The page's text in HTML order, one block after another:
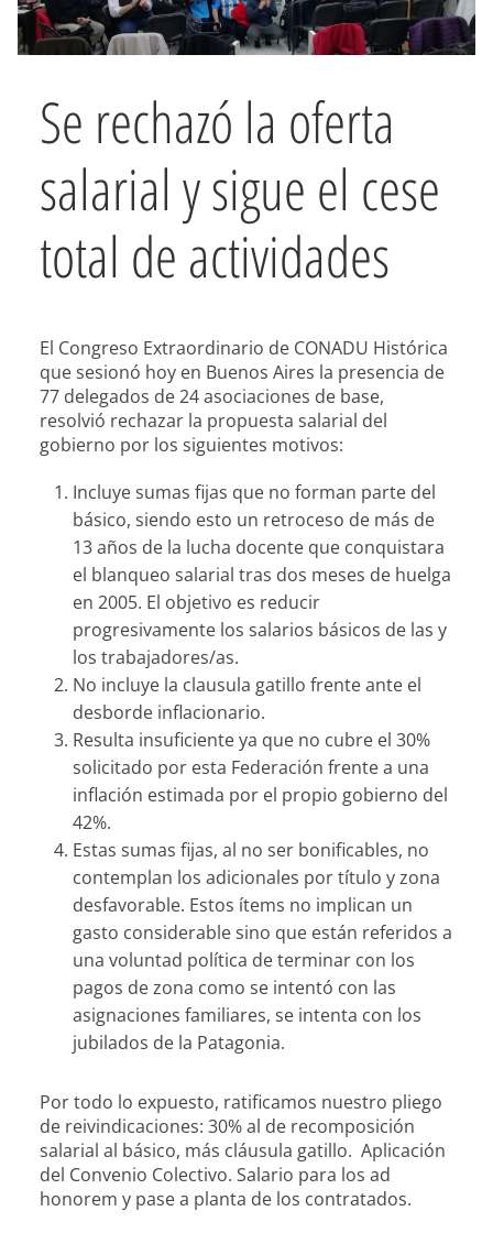
Se rechazó la oferta
salarial y sigue el cese
total de actividades
El Congreso Extraordinario de CONADU Histórica
que sesionó hoy en Buenos Aires la presencia de
77 delegados de 24 asociaciones de base,
resolvió rechazar la propuesta salarial del
gobierno por los siguientes motivos:
Incluye sumas fijas que no forman parte del
básico, siendo esto un retroceso de más de
13 años de la lucha docente que conquistara
el blanqueo salarial tras dos meses de huelga
en 2005. El objetivo es reducir
progresivamente los salarios básicos de las y
los trabajadores/as.
No incluye la clausula gatillo frente ante el
desborde inflacionario.
Resulta insuficiente ya que no cubre el 30%
solicitado por esta Federación frente a una
inflación estimada por el propio gobierno del
42%.
Estas sumas fijas, al no ser bonificables, no
contemplan los adicionales por título y zona
desfavorable. Estos ítems no implican un
gasto considerable sino que están referidos a
una voluntad política de terminar con los
pagos de zona como se intentó con las
asignaciones familiares, se intenta con los
jubilados de la Patagonia.
Por todo lo expuesto, ratificamos nuestro pliego
de reivindicaciones: 30% al de recomposición
salarial al básico, más cláusula gatillo. Aplicación
del Convenio Colectivo. Salario para los ad
honorem y pase a planta de los contratados.